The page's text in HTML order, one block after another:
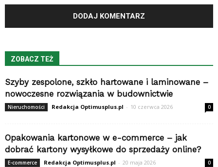
ZOBACZ TEŻ
Szyby zespolone, szkło hartowane i laminowane –
nowoczesne rozwiązania w budownictwie
Nieruchomości Redakcja Optimusplus.pl - 10 czerwca 2026 0
Opakowania kartonowe w e-commerce – jak
dobrać kartony wysyłkowe do sprzedaży online?
E-commerce Redakcja Optimusplus.pl - 20 maja 2026 0